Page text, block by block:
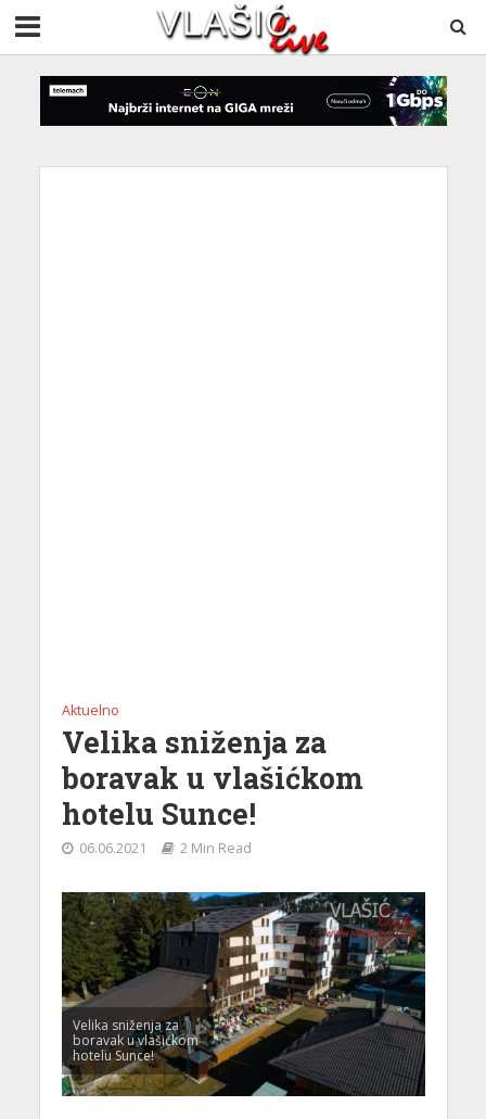
Aktuelno
Velika sniženja za
boravak u vlašićkom
hotelu Sunce!
06.06.2021 2 Min Read
Velika sniženja za
boravak u vlašićkom
hotelu Sunce!